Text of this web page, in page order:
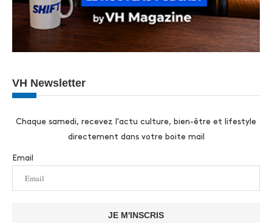
VH Newsletter
Chaque samedi, recevez l'actu culture, bien-être et lifestyle
directement dans votre boite mail
Email
JE M'INSCRIS